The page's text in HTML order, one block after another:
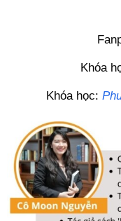
Khóa
Khóa học: